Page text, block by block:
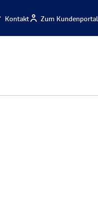
Kontakt Zum Kundenportal